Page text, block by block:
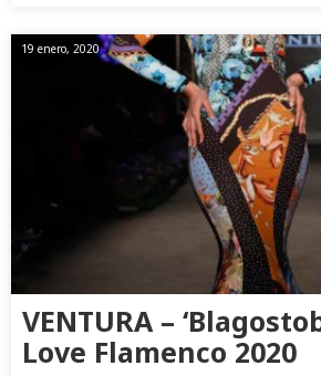
19 enero, 2020
VENTURA –
Love Flamenco 2020